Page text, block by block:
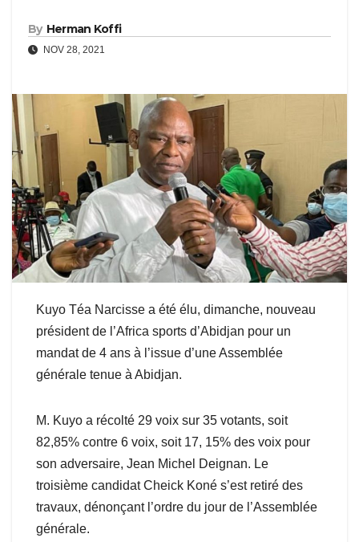
By Herman Koffi
NOV 28, 2021
Kuyo Téa Narcisse a été élu, dimanche, nouveau
président de l’Africa sports d’Abidjan pour un
mandat de 4 ans à l’issue d’une Assemblée
générale tenue à Abidjan.
M. Kuyo a récolté 29 voix sur 35 votants, soit
82,85% contre 6 voix, soit 17, 15% des voix pour
son adversaire, Jean Michel Deignan. Le
troisième candidat Cheick Koné s’est retiré des
travaux, dénonçant l’ordre du jour de l’Assemblée
générale.